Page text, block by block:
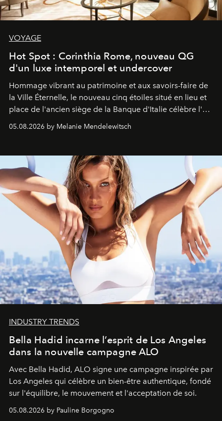
VOYAGE
Hot Spot : Corinthia Rome, nouveau QG
d'un luxe intemporel et undercover
Hommage vibrant au patrimoine et aux savoirs-faire de
la Ville Éternelle, le nouveau cinq étoiles situé en lieu et
place de l'ancien siège de la Banque d'Italie célèbre l'art
de vivre Romain dans toute son élégance intemporelle.
05.08.2026 by Melanie Mendelewitsch
INDUSTRY TRENDS
Bella Hadid incarne l’esprit de Los Angeles
dans la nouvelle campagne ALO
Avec Bella Hadid, ALO signe une campagne inspirée par
Los Angeles qui célèbre un bien-être authentique, fondé
sur l'équilibre, le mouvement et l'acceptation de soi.
05.08.2026 by Pauline Borgogno